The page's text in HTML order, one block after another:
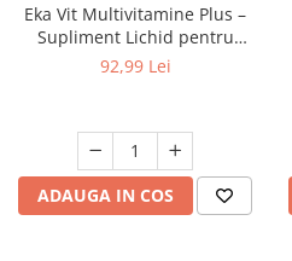
Eka Vit Multivitamine Plus –
Supliment Lichid pentru
Imunitate, Energie și
92,99 Lei
ADAUGA IN COS